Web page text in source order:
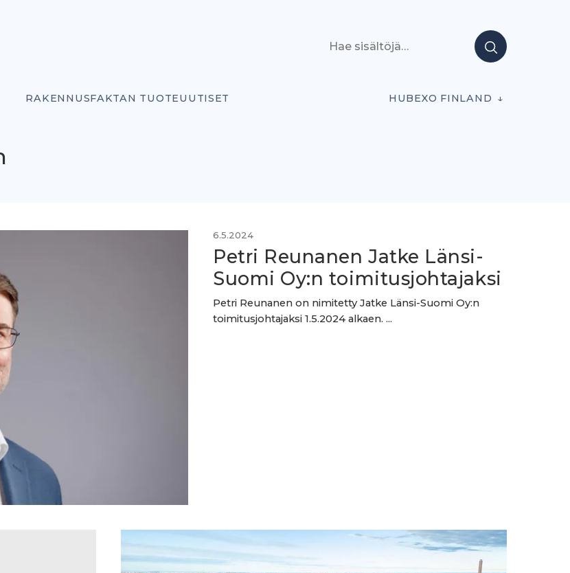
RAKENNUSFAKTAN TUOTEUUTISET HUBEXO FINLAND
6.5.2024
Petri Reunanen Jatke Länsi-
Suomi Oy:n toimitusjohtajaksi
Petri Reunanen on nimitetty Jatke Länsi-Suomi Oy:n
toimitusjohtajaksi 1.5.2024 alkaen. ...